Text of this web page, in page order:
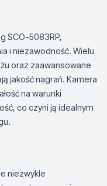
SCO-5083RP,
i niezawodność. Wielu
oraz zaawansowane
jakość nagrań. Kamera
na warunki
co czyni ją idealnym
niezwykle